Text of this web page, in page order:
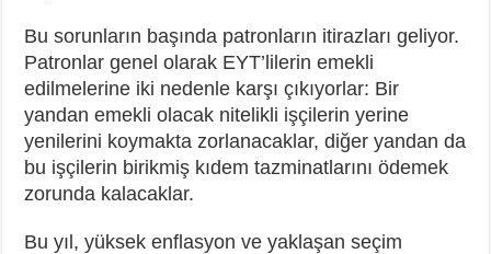
Bu sorunların başında patronların itirazları geliyor.
Patronlar genel olarak EYT’lilerin emekli
edilmelerine iki nedenle karşı çıkıyorlar: Bir
yandan emekli olacak nitelikli işçilerin yerine
yenilerini koymakta zorlanacaklar, diğer yandan da
bu işçilerin birikmiş kıdem tazminatlarını ödemek
zorunda kalacaklar.
Bu yıl, yüksek enflasyon ve yaklaşan seçim